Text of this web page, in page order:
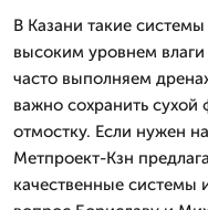
В Казани такие
высоким уровнем
часто выполняем
важно сохранить
отмостку. Если нужен
Метпроект-Кзн
качественные системы